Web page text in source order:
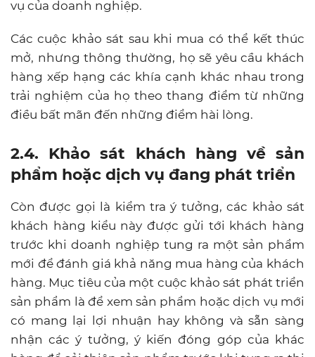
vụ của doanh nghiệp.
Các cuộc khảo sát sau khi mua có thể kết thúc
mở, nhưng thông thường, họ sẽ yêu cầu khách
hàng xếp hạng các khía cạnh khác nhau trong
trải nghiệm của họ theo thang điểm từ những
điều bất mãn đến những điểm hài lòng.
2.4. Khảo sát khách hàng về sản
phẩm hoặc dịch vụ đang phát triển
Còn được gọi là kiểm tra ý tưởng, các khảo sát
khách hàng kiểu này được gửi tới khách hàng
trước khi doanh nghiệp tung ra một sản phẩm
mới để đánh giá khả năng mua hàng của khách
hàng. Mục tiêu của một cuộc khảo sát phát triển
sản phẩm là để xem sản phẩm hoặc dịch vụ mới
có mang lại lợi nhuận hay không và sẵn sàng
nhận các ý tưởng, ý kiến đóng góp của khác